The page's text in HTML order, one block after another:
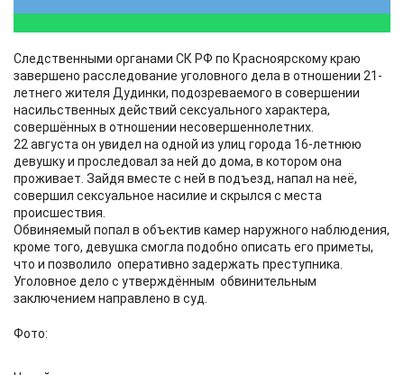
Следственными органами СК РФ по Красноярскому краю
завершено расследование уголовного дела в отношении 21-
летнего жителя Дудинки, подозреваемого в совершении
насильственных действий сексуального характера,
совершённых в отношении несовершеннолетних.
22 августа он увидел на одной из улиц города 16-летнюю
девушку и проследовал за ней до дома, в котором она
проживает. Зайдя вместе с ней в подъезд, напал на неё,
совершил сексуальное насилие и скрылся с места
происшествия.
Обвиняемый попал в объектив камер наружного наблюдения,
кроме того, девушка смогла подобно описать его приметы,
что и позволило оперативно задержать преступника.
Уголовное дело с утверждённым обвинительным
заключением направлено в суд.
Фото: